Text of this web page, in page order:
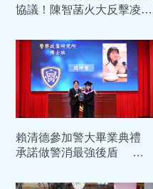
協議！陳智菡火大反擊凌
賴清德參加警大畢業典禮
承諾做警消最強後盾 劉
治安